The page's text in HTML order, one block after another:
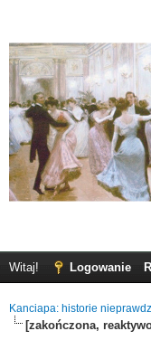
Witaj! Logowanie
Kanciapa: historie
[zakończona,